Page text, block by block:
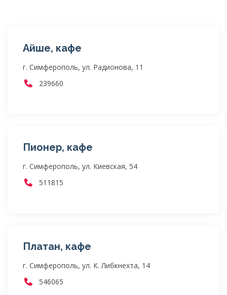
Айше, кафе
г. Симферополь, ул. Радионова, 11
239660
Пионер, кафе
г. Симферополь, ул. Киевская, 54
511815
Платан, кафе
г. Симферополь, ул. К. Либкнехта, 14
546065